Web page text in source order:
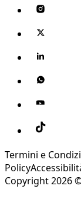
Termini e
Policy
Copyright 2026